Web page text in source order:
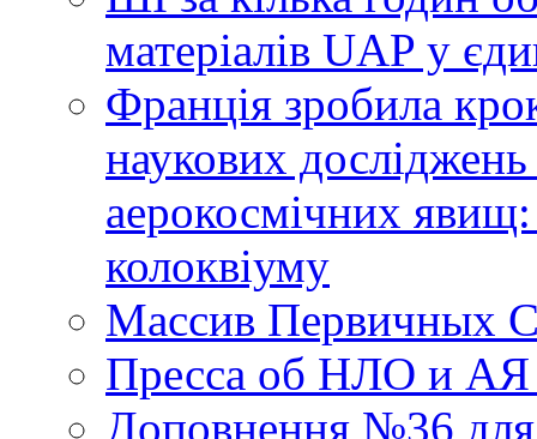
матеріалів UAP у
Франція зробила
наукових
аерокосмічних
колоквіуму
Массив Первичных
Пресса об НЛО и
Доповнення №36